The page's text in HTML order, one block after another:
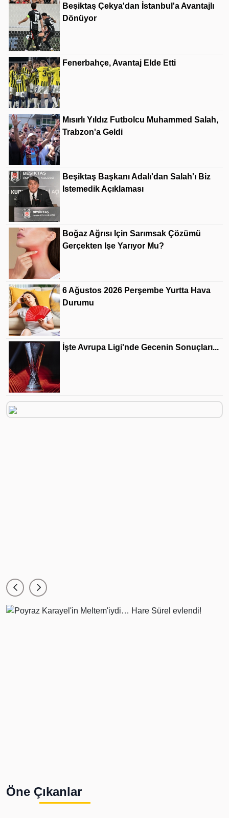
Beşiktaş Çekya'dan İstanbul'a Avantajlı
Dönüyor
Fenerbahçe, Avantaj Elde Etti
Mısırlı Yıldız Futbolcu Muhammed Salah,
Trabzon'a Geldi
Beşiktaş Başkanı Adalı'dan Salah'ı Biz
Istemedik Açıklaması
Boğaz Ağrısı Için Sarımsak Çözümü
Gerçekten Işe Yarıyor Mu?
6 Ağustos 2026 Perşembe Yurtta Hava
Durumu
İşte Avrupa Ligi'nde Gecenin Sonuçları...
Öne Çıkanlar